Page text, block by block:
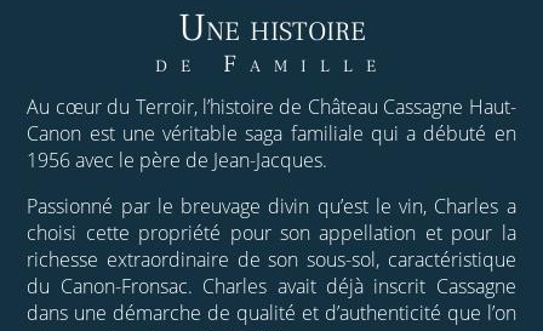
Une histoire
de Famille
Au cœur du Terroir, l’histoire de Château Cassagne Haut-
Canon est une véritable saga familiale qui a débuté en
1956 avec le père de Jean-Jacques.
Passionné par le breuvage divin qu’est le vin, Charles a
choisi cette propriété pour son appellation et pour la
richesse extraordinaire de son sous-sol, caractéristique
du Canon-Fronsac. Charles avait déjà inscrit Cassagne
dans une démarche de qualité et d’authenticité que l’on